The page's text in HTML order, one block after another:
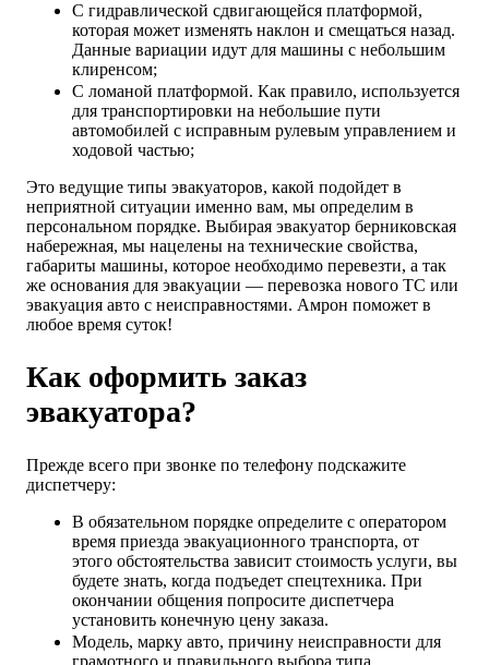
С гидравлической сдвигающейся платформой,
которая может изменять наклон и смещаться назад.
Данные вариации идут для машины с небольшим
клиренсом;
С ломаной платформой. Как правило, используется
для транспортировки на небольшие пути
автомобилей с исправным рулевым управлением и
ходовой частью;
Это ведущие типы эвакуаторов, какой подойдет в
неприятной ситуации именно вам, мы определим в
персональном порядке. Выбирая эвакуатор берниковская
набережная, мы нацелены на технические свойства,
габариты машины, которое необходимо перевезти, а так
же основания для эвакуации — перевозка нового ТС или
эвакуация авто с неисправностями. Амрон поможет в
любое время суток!
Как оформить заказ
эвакуатора?
Прежде всего при звонке по телефону подскажите
диспетчеру:
В обязательном порядке определите с оператором
время приезда эвакуационного транспорта, от
этого обстоятельства зависит стоимость услуги, вы
будете знать, когда подъедет спецтехника. При
окончании общения попросите диспетчера
установить конечную цену заказа.
Модель, марку авто, причину неисправности для
грамотного и правильного выбора типа